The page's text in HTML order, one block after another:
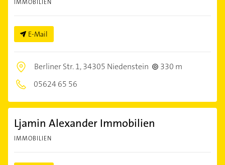
IMMOBILIEN
E-Mail
Berliner Str. 1,34305 Niedenstein
330 m
05624 65 56
Ljamin Alexander Immobilien
IMMOBILIEN